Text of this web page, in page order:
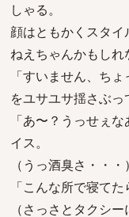
しゃる。
顔はともかくスタ
ねえちゃんかもしれ
「すいません、ち
をユサユサ揺さぶっ
「あ〜？うっせぇ
イス。
（うっ酒臭さ・・・）
「こんな所で寝て
（さっさとタクシ